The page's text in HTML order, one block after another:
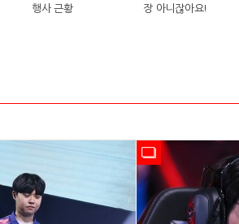
행사 근황
장 아니잖아요!